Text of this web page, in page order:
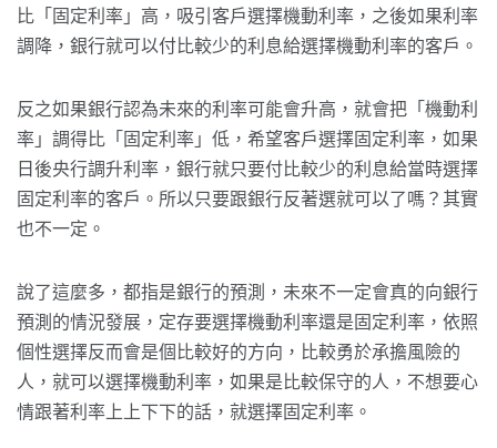
比「固定利率」高，吸引客戶選擇機動利率，之後如果利率
調降，銀行就可以付比較少的利息給選擇機動利率的客戶。
反之如果銀行認為未來的利率可能會升高，就會把「機動利
率」調得比「固定利率」低，希望客戶選擇固定利率，如果
日後央行調升利率，銀行就只要付比較少的利息給當時選擇
固定利率的客戶。所以只要跟銀行反著選就可以了嗎？其實
也不一定。
說了這麼多，都指是銀行的預測，未來不一定會真的向銀行
預測的情況發展，定存要選擇機動利率還是固定利率，依照
個性選擇反而會是個比較好的方向，比較勇於承擔風險的
人，就可以選擇機動利率，如果是比較保守的人，不想要心
情跟著利率上上下下的話，就選擇固定利率。